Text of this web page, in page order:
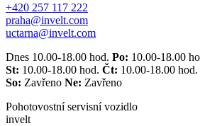
+420 257 117 222
praha@invelt.com
uctarna@invelt.com
Dnes 10.00-18.00 hod. Po: 10.00-18.00
St: 10.00-18.00 hod. Čt: 10.00-18.00 hod.
So: Zavřeno Ne: Zavřeno
Pohotovostní servisní vozidlo
invelt